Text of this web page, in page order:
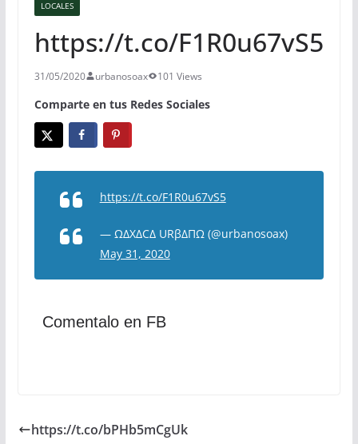
LOCALES
https://t.co/F1R0u67vS5
31/05/2020 urbanosoax 101 Views
Comparte en tus Redes Sociales
https://t.co/F1R0u67vS5
— ΩΔXΔCΔ URβΔΠΩ (@urbanosoax)
May 31, 2020
Comentalo en FB
https://t.co/bPHb5mCgUk